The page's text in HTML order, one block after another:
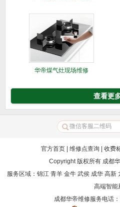
华帝煤气灶现场维修
查看更
官方首页| 维修点查询 收费
Copyright 版权所有 成都
服务区域：锦江 青羊 金牛 武侯 成华 高新
高端智能
成都华帝维修服务电话 ：